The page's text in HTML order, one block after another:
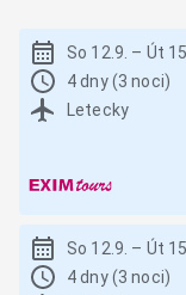
So 12.9. – Út
4 dny (3 noci)
Letecky
So 12.9. – Út
4 dny (3 noci)